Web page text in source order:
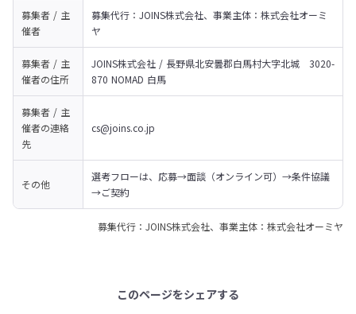
募集者 / 主
催者
募集代行：JOINS株式会社、事業主体：株式会社オーミ
ヤ
募集者 / 主
催者の住所
JOINS株式会社 / 長野県北安曇郡白馬村大字北城   3020-
870 NOMAD 白馬
募集者 / 主
催者の連絡
先
cs@joins.co.jp
その他
選考フローは、応募→面談（オンライン可）→条件協議
→ご契約
募集代行：JOINS株式会社、事業主体：株式会社オーミヤ
このページをシェアする